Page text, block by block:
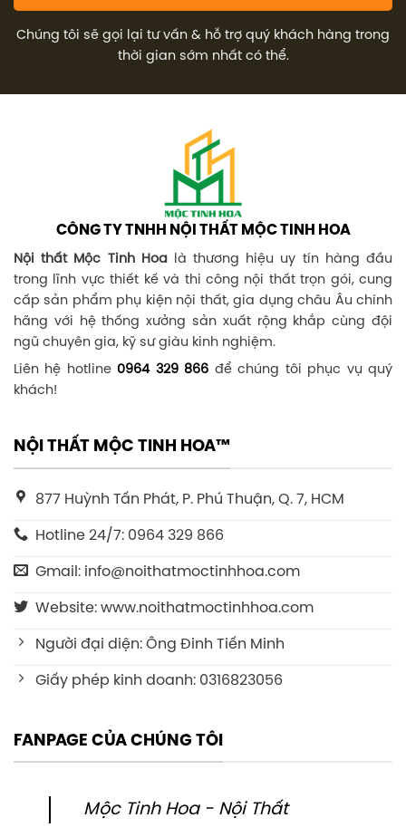
Chúng tôi sẽ gọi lại tư vấn & hỗ trợ quý khách hàng trong
thời gian sớm nhất có thể.
CÔNG TY TNHH NỘI THẤT MỘC TINH HOA
Nội thất Mộc Tinh Hoalà thương hiệu uy tín hàng đầu
trong lĩnh vực thiết kế và thi công nội thất trọn gói, cung
cấp sản phẩm phụ kiện nội thất, gia dụng châu Âu chính
hãng với hệ thống xưởng sản xuất rộng khắp cùng đội
ngũ chuyên gia, kỹ sư giàu kinh nghiệm.
Liên hệ hotline 0964 329 866 để chúng tôi phục vụ quý
khách!
NỘI THẤT MỘC TINH HOA™
877 Huỳnh Tấn Phát, P. Phú Thuận, Q. 7, HCM
Hotline 24/7: 0964 329 866
Gmail: info@noithatmoctinhhoa.com
Website: www.noithatmoctinhhoa.com
Người đại diện: Ông Đinh Tiến Minh
Giấy phép kinh doanh: 0316823056
FANPAGE CỦA CHÚNG TÔI
Mộc Tinh Hoa - Nội Thất